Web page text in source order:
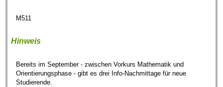
M511
Hinweis
Bereits im September - zwischen Vorkurs Mathematik und
Orientierungsphase - gibt es drei Info-Nachmittage für neue
Studierende.